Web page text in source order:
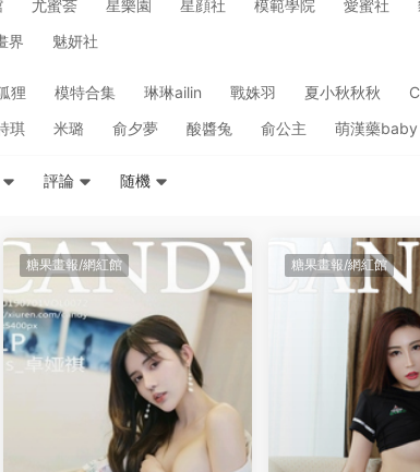
尤蜜荟 星樂園 星顔社 模範學院 愛蜜社
界 魅妍社
狸 模特合集 琳琳ailin 戰姝羽 夏小秋秋秋
琪 米璐 俞夕夢 酸醬兔 俞公主 萌漢藥baby
評論 随機
糖果畫報/網紅館 糖果畫報/網紅館